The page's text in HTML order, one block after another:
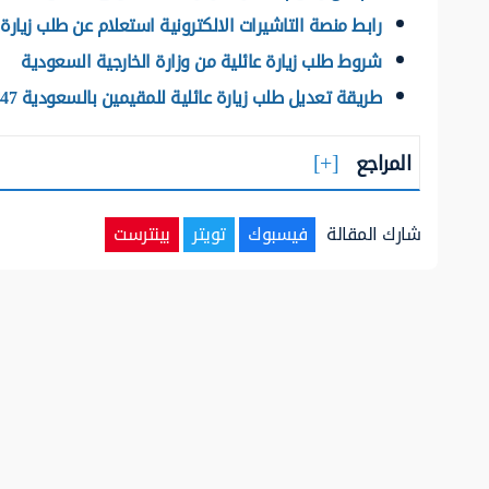
رابط منصة التاشيرات الالكترونية استعلام عن طلب
شروط طلب زيارة عائلية من وزارة الخارجية السعودية
طريقة تعديل طلب زيارة عائلية للمقيمين بالسعودية 1447
المراجع
شارك المقالة فيسبوك تويتر بينترست